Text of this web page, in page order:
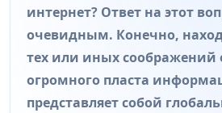
интернет? Ответ на этот
очевидным. Конечно,
тех или иных соображений
огромного пласта
представляет собой